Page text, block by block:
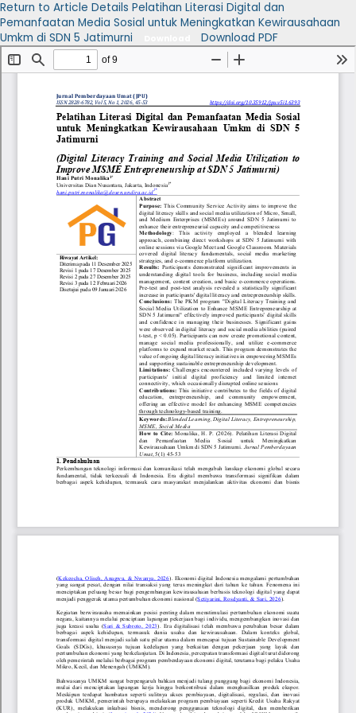
Return to Article Details Pelatihan Literasi Digital dan
Pemanfaatan Media Sosial untuk Meningkatkan Kewirausahaan
Umkm di SDN 5 Jatimurni
Download PDF